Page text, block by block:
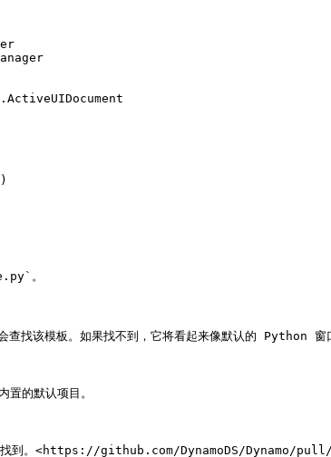
。
该模板。如果找不到，它将看起来像默认的 Python 窗
的默认项目。